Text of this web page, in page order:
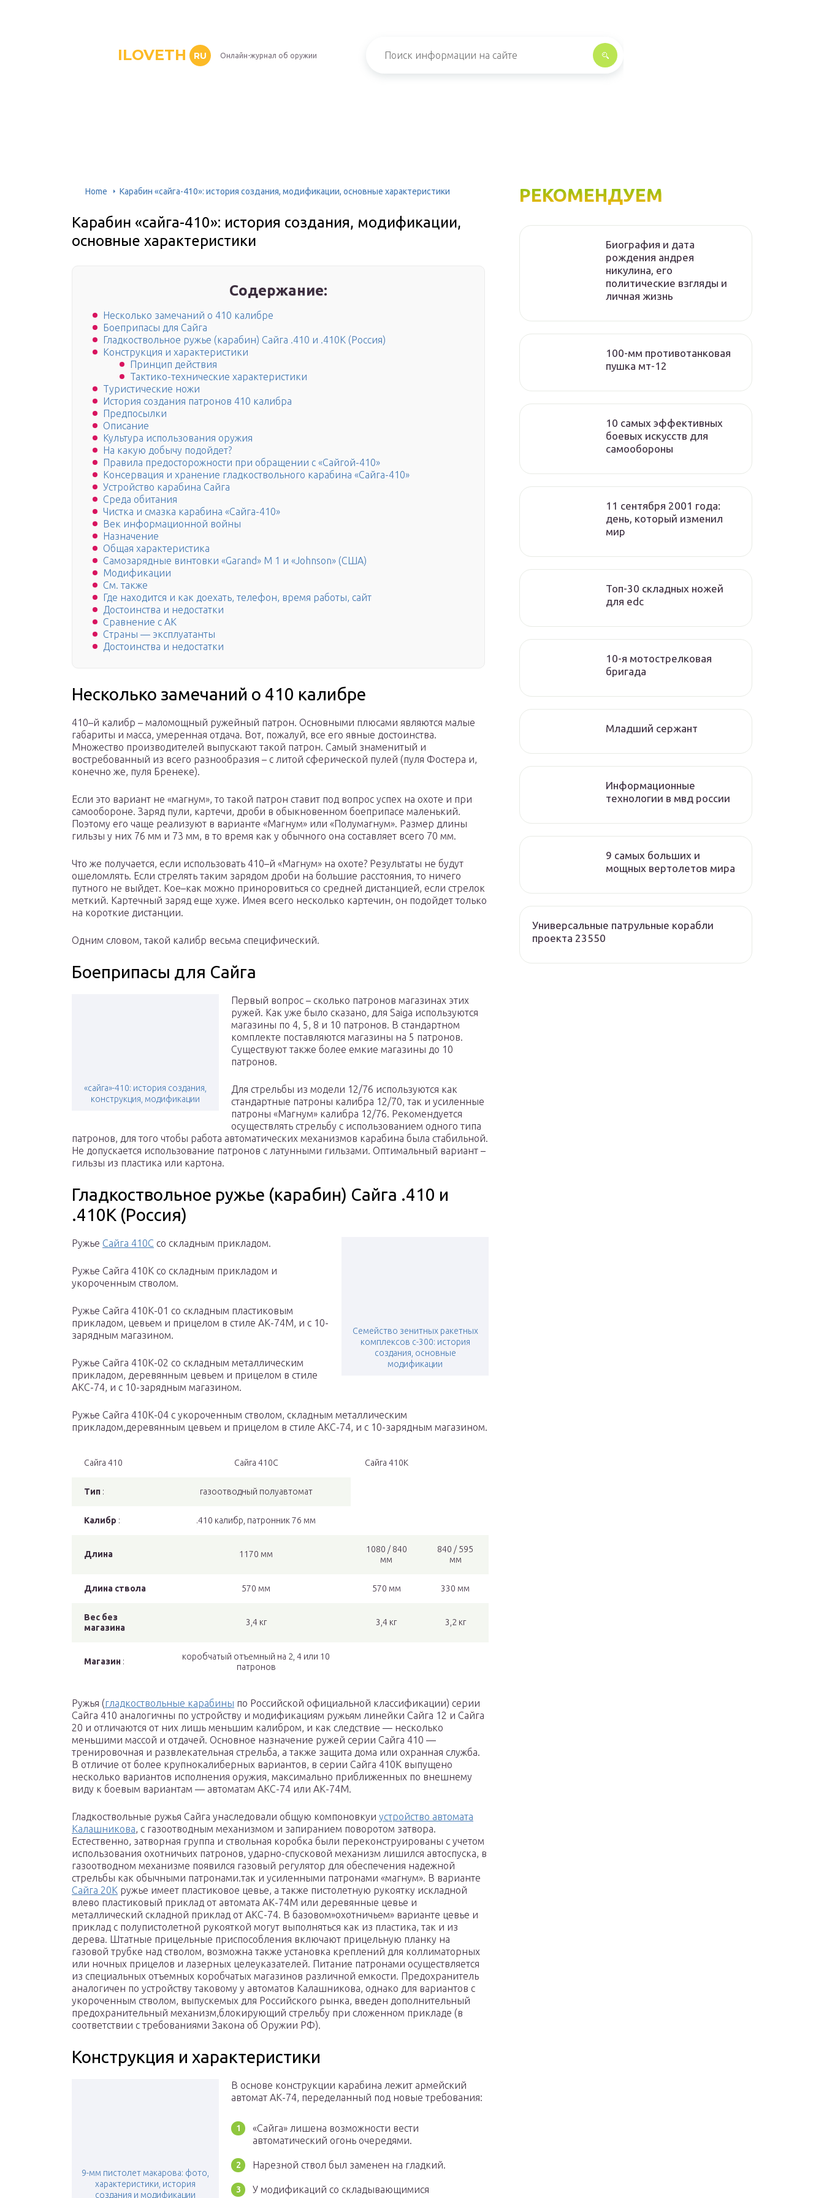
ILOVETH RU Онлайн-журнал об оружии
Home Карабин «сайга-410»: история создания, модификации, основные характеристики
Карабин «сайга-410»: история создания, модификации,
основные характеристики
Содержание:
Несколько замечаний о 410 калибре
Боеприпасы для Сайга
Гладкоствольное ружье (карабин) Сайга .410 и .410К (Россия)
Конструкция и характеристики
Принцип действия
Тактико-технические характеристики
Туристические ножи
История создания патронов 410 калибра
Предпосылки
Описание
Культура использования оружия
На какую добычу подойдет?
Правила предосторожности при обращении с «Сайгой-410»
Консервация и хранение гладкоствольного карабина «Сайга-410»
Устройство карабина Сайга
Среда обитания
Чистка и смазка карабина «Сайга-410»
Век информационной войны
Назначение
Общая характеристика
Самозарядные винтовки «Garand» М 1 и «Johnson» (США)
Модификации
См. также
Где находится и как доехать, телефон, время работы, сайт
Достоинства и недостатки
Сравнение с АК
Страны — эксплуатанты
Достоинства и недостатки
Несколько замечаний о 410 калибре
410–й калибр – маломощный ружейный патрон. Основными плюсами являются малые
габариты и масса, умеренная отдача. Вот, пожалуй, все его явные достоинства.
Множество производителей выпускают такой патрон. Самый знаменитый и
востребованный из всего разнообразия – с литой сферической пулей (пуля Фостера и,
конечно же, пуля Бренеке).
Если это вариант не «магнум», то такой патрон ставит под вопрос успех на охоте и при
самообороне. Заряд пули, картечи, дроби в обыкновенном боеприпасе маленький.
Поэтому его чаще реализуют в варианте «Магнум» или «Полумагнум». Размер длины
гильзы у них 76 мм и 73 мм, в то время как у обычного она составляет всего 70 мм.
Что же получается, если использовать 410–й «Магнум» на охоте? Результаты не будут
ошеломлять. Если стрелять таким зарядом дроби на большие расстояния, то ничего
путного не выйдет. Кое–как можно приноровиться со средней дистанцией, если стрелок
меткий. Картечный заряд еще хуже. Имея всего несколько картечин, он подойдет только
на короткие дистанции.
Одним словом, такой калибр весьма специфический.
Боеприпасы для Сайга
«сайга»-410: история создания,
конструкция, модификации
Первый вопрос – сколько патронов магазинах этих
ружей. Как уже было сказано, для Saiga используются
магазины по 4, 5, 8 и 10 патронов. В стандартном
комплекте поставляются магазины на 5 патронов.
Существуют также более емкие магазины до 10
патронов.
Для стрельбы из модели 12/76 используются как
стандартные патроны калибра 12/70, так и усиленные
патроны «Магнум» калибра 12/76. Рекомендуется
осуществлять стрельбу с использованием одного типа
патронов, для того чтобы работа автоматических механизмов карабина была стабильной.
Не допускается использование патронов с латунными гильзами. Оптимальный вариант –
гильзы из пластика или картона.
Гладкоствольное ружье (карабин) Сайга .410 и
.410К (Россия)
Семейство зенитных ракетных
комплексов с-300: история
создания, основные
модификации
Ружье Сайга 410С со складным прикладом.
Ружье Сайга 410К со складным прикладом и
укороченным стволом.
Ружье Сайга 410К-01 со складным пластиковым
прикладом, цевьем и прицелом в стиле АК-74М, и с 10-
зарядным магазином.
Ружье Сайга 410К-02 со складным металлическим
прикладом, деревянным цевьем и прицелом в стиле
АКС-74, и с 10-зарядным магазином.
Ружье Сайга 410К-04 с укороченным стволом, складным металлическим
прикладом,деревянным цевьем и прицелом в стиле АКС-74, и с 10-зарядным магазином.
Сайга 410 Сайга 410С Сайга 410К
Тип : газоотводный полуавтомат
Калибр : .410 калибр, патронник 76 мм
Длина 1170 мм
1080 / 840
мм
840 / 595
мм
Длина ствола 570 мм 570 мм 330 мм
Вес без
магазина
3,4 кг 3,4 кг 3,2 кг
Магазин :
коробчатый отъемный на 2, 4 или 10
патронов
Ружья (гладкоствольные карабины по Российской официальной классификации) серии
Сайга 410 аналогичны по устройству и модификациям ружьям линейки Сайга 12 и Сайга
20 и отличаются от них лишь меньшим калибром, и как следствие — несколько
меньшими массой и отдачей. Основное назначение ружей серии Сайга 410 —
тренировочная и развлекательная стрельба, а также защита дома или охранная служба.
В отличие от более крупнокалиберных вариантов, в серии Сайга 410К выпущено
несколько вариантов исполнения оружия, максимально приближенных по внешнему
виду к боевым вариантам — автоматам АКС-74 или АК-74М.
Гладкоствольные ружья Сайга унаследовали общую компоновкуи устройство автомата
Калашникова, с газоотводным механизмом и запиранием поворотом затвора.
Естественно, затворная группа и ствольная коробка были переконструированы с учетом
использования охотничьих патронов, ударно-спусковой механизм лишился автоспуска, в
газоотводном механизме появился газовый регулятор для обеспечения надежной
стрельбы как обычными патронами.так и усиленными патронами «магнум». В варианте
Сайга 20К ружье имеет пластиковое цевье, а также пистолетную рукоятку искладной
влево пластиковый приклад от автомата АК-74М или деревянные цевье и
металлический складной приклад от АКС-74. В базовом»охотничьем» варианте цевье и
приклад с полупистолетной рукояткой могут выполняться как из пластика, так и из
дерева. Штатные прицельные приспособления включают прицельную планку на
газовой трубке над стволом, возможна также установка креплений для коллиматорных
или ночных прицелов и лазерных целеуказателей. Питание патронами осуществляется
из специальных отъемных коробчатых магазинов различной емкости. Предохранитель
аналогичен по устройству таковому у автоматов Калашникова, однако для вариантов с
укороченным стволом, выпускемых для Российского рынка, введен дополнительный
предохранительный механизм,блокирующий стрельбу при сложенном прикладе (в
соответствии с требованиями Закона об Оружии РФ).
Конструкция и характеристики
9-мм пистолет макарова: фото,
характеристики, история
создания и модификации
В основе конструкции карабина лежит армейский
автомат АК-74, переделанный под новые требования:
«Сайга» лишена возможности вести
автоматический огонь очередями.
Нарезной ствол был заменен на гладкий.
У модификаций со складывающимися
РЕКОМЕНДУЕМ
Биография и дата
рождения андрея
никулина, его
политические взгляды и
личная жизнь
100-мм противотанковая
пушка мт-12
10 самых эффективных
боевых искусств для
самообороны
11 сентября 2001 года:
день, который изменил
мир
Топ-30 складных ножей
для edc
10-я мотострелковая
бригада
Младший сержант
Информационные
технологии в мвд россии
9 самых больших и
мощных вертолетов мира
Универсальные патрульные корабли
проекта 23550